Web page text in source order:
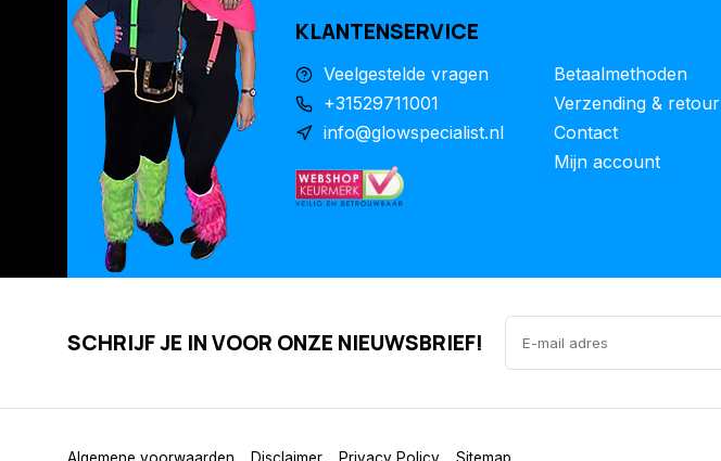
KLANTENSERVICE
Veelgestelde vragen
+31529711001
info@glowspecialist.nl
Betaalmethoden
Verzending & retour
Contact
Mijn account
SCHRIJF JE IN VOOR ONZE NIEUWSBRIEF!
Algemene voorwaarden Disclaimer Privacy Policy Sitemap